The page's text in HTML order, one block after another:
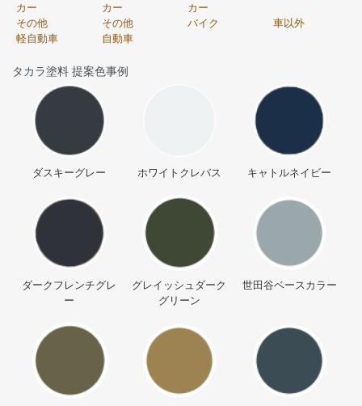
カー
カー
カー
その他
軽自動車
その他
自動車
バイク 車以外
タカラ塗料 提案色事例
ダスキーグレー ホワイトクレバス キャトルネイビー
ダークフレンチグレ
ー
グレイッシュダーク
グリーン
世田谷ベースカラー